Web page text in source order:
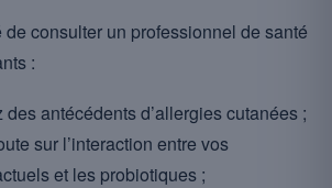
de consulter un professionnel de santé
:
des antécédents d’allergies cutanées ;
sur l’interaction entre vos
et les probiotiques ;